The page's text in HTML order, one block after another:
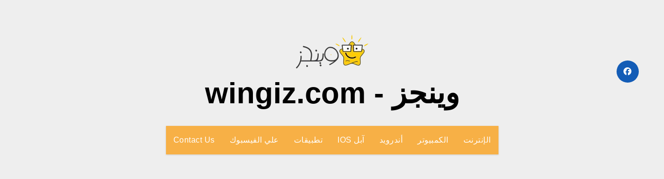
وينجز - wingiz.com
الإنترنت الكمبيوتر أندرويد آبل IOS تطبيقات علي الفيسبوك Contact Us